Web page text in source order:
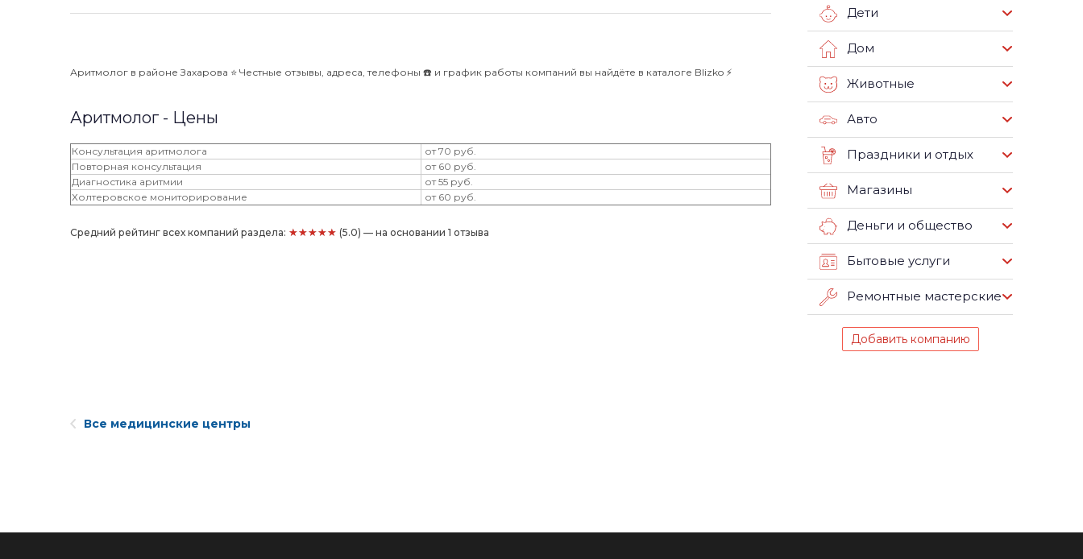
Аритмолог в районе Захарова ⭐️ Честные отзывы, адреса, телефоны ☎️ и график работы компаний вы найдёте в каталоге Blizko ⚡️
Аритмолог - Цены
Консультация аритмолога
от 70 руб.
Повторная консультация
от 60 руб.
Диагностика аритмии
от 55 руб.
Холтеровское мониторирование
от 60 руб.
Средний рейтинг всех компаний раздела: ★★★★★ (5.0) — на основании 1 отзыва
Дети
Дом
Животные
Авто
Праздники и отдых
Магазины
Деньги и общество
Бытовые услуги
Ремонтные мастерские
Добавить компанию
Все медицинские центры